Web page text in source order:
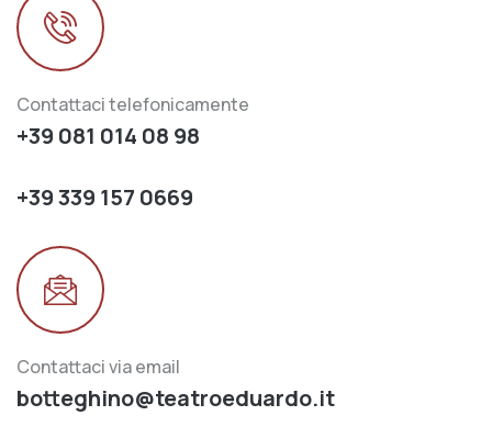
Contattaci telefonicamente
+39 081 014 08 98
+39 339 157 0669
Contattaci via email
botteghino@teatroeduardo.it